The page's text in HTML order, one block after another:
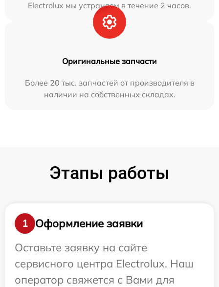
Electrolux мы устраняем в течение 2 часов.
Оригинальные запчасти
Более 20 тыс. запчастей от производителя в
наличии на собственных складах.
Этапы работы
1
Оформление заявки
Оставьте заявку на сайте
сервисного центра Electrolux. Наш
оператор свяжется с Вами для